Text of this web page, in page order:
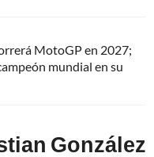
MotoGP en 2027;
mundial en su
González